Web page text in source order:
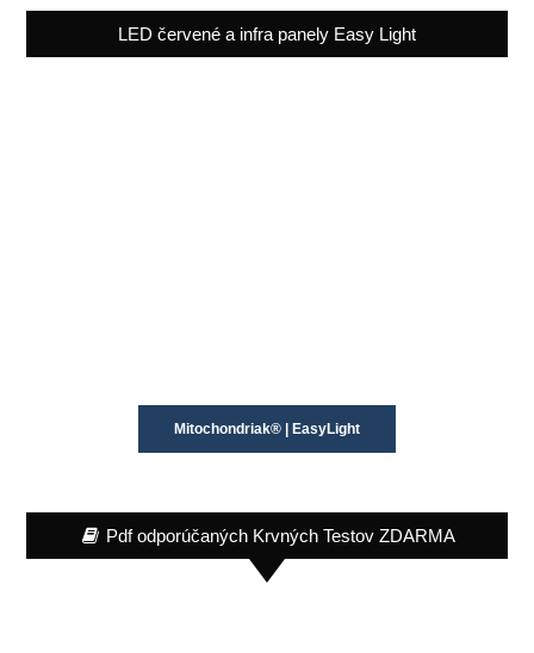
LED červené a infra panely Easy Light
Mitochondriak® | EasyLight
Pdf odporúčaných Krvných Testov ZDARMA